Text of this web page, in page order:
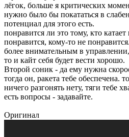
лёгок, больше я критических
нужно было бы покататься в
потенциал для этого есть.
понравится ли это тому, кто
понравится, кому-то не
более внимательным в
то и кайт себя будет вести хорошо.
Второй соник - да ему нужна
тогда он, ракета тебе обеспечена.
ничего разгонять нету, тяги тебе
есть вопросы - задавайте.
Оригинал